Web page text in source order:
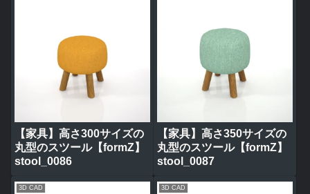
【家具】高さ300サイズの
丸型のスツール【formZ】
stool_0086
【家具】高さ350サイズの
丸型のスツール【formZ】
stool_0087
3D CAD 3D CAD